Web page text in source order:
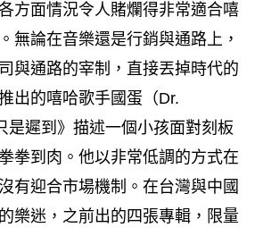
方面情況令人賭爛得非常適合嘻
無論在音樂還是行銷與通路上，
與通路的宰制，直接丟掉時代的
出的嘻哈歌手國蛋（Dr.
是遲到》描述一個小孩面對刻板
拳到肉。他以非常低調的方式在
有迎合市場機制。在台灣與中國
樂迷，之前出的四張專輯，限量